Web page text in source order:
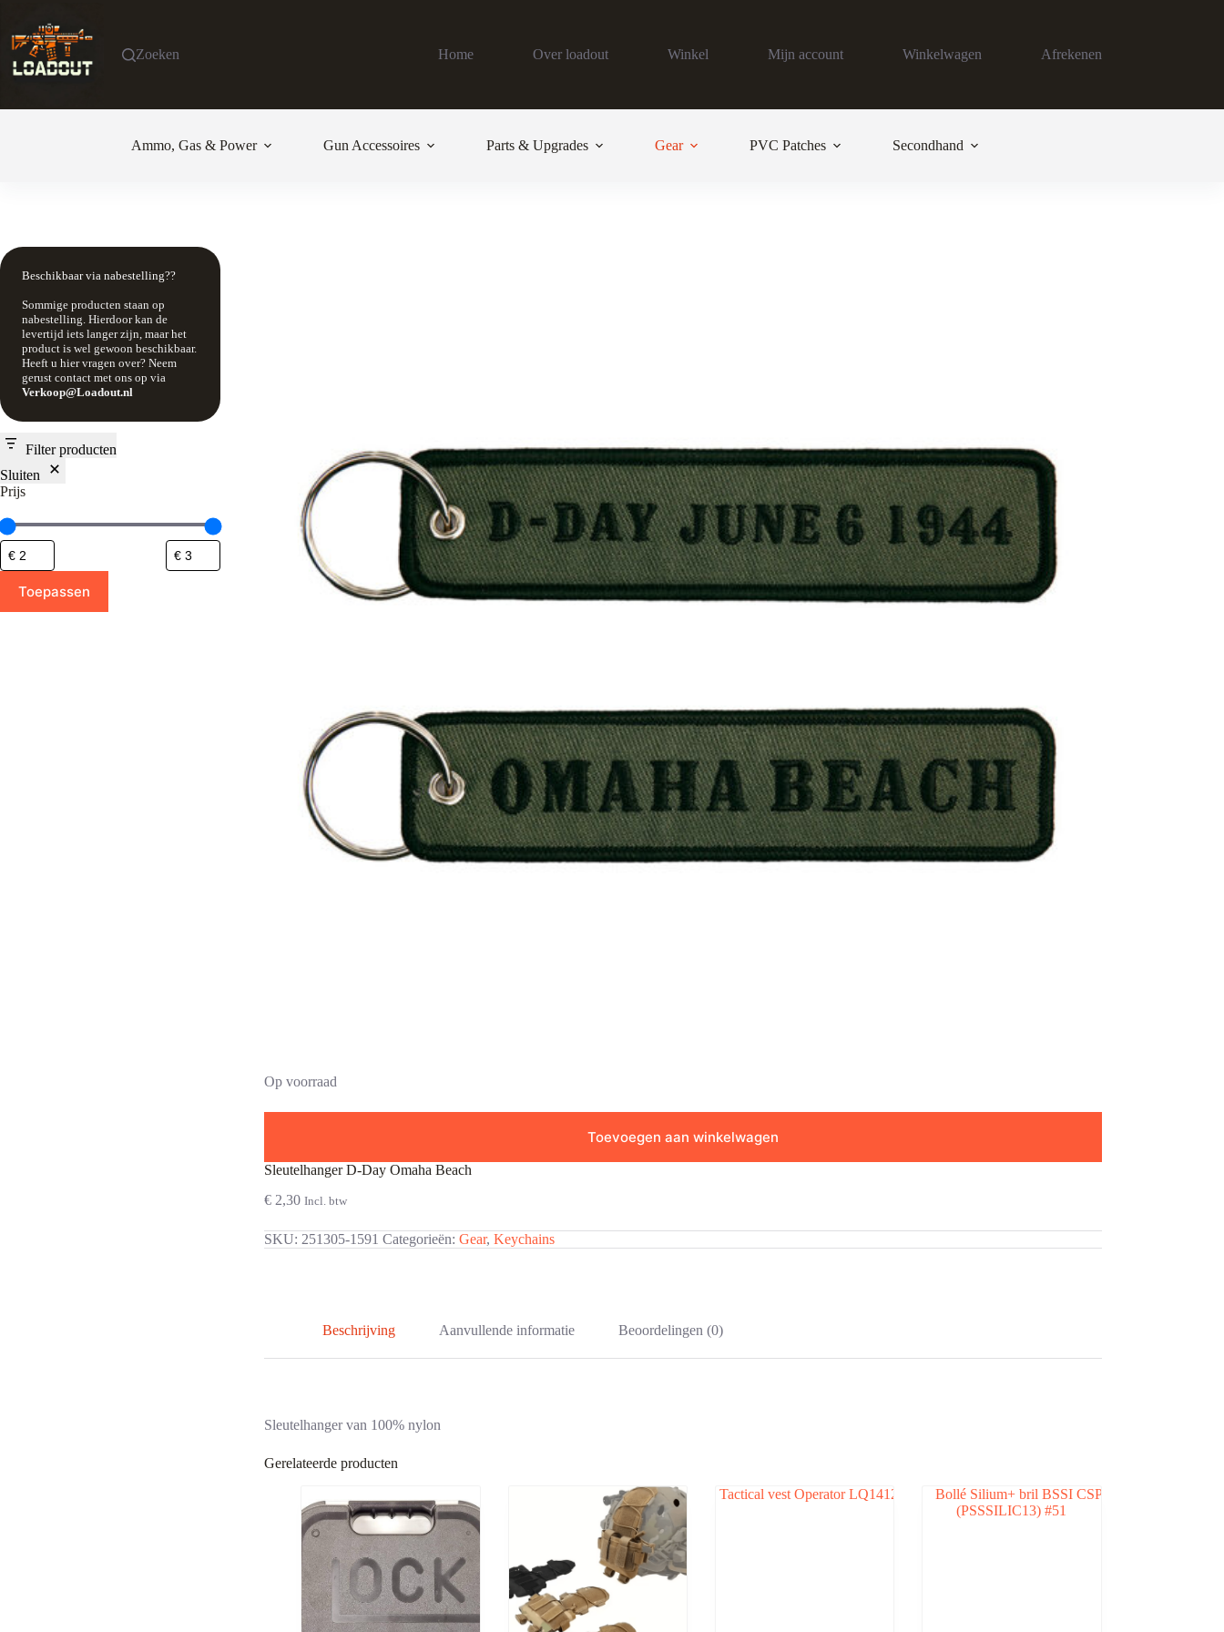
de
inhoud
Zoeken Home Over loadout Winkel Mijn account Winkelwagen Afrekenen
Ammo, Gas & Power Gun Accessoires Parts & Upgrades Gear PVC Patches Secondhand
Op voorraad
Toevoegen aan winkelwagen
Sleutelhanger D-Day Omaha Beach
€ 2,30 Incl. btw
SKU: 251305-1591 Categorieën:Gear,Keychains
Beschrijving Aanvullende informatie Beoordelingen (0)
Sleutelhanger van 100% nylon
Gerelateerde producten
Beschikbaar via nabestelling??
Sommige producten staan op
nabestelling. Hierdoor kan de
levertijd iets langer zijn, maar het
product is wel gewoon beschikbaar.
Heeft u hier vragen over? Neem
gerust contact met ons op via
Verkoop@Loadout.nl
Filter producten
Sluiten
Prijs
Toepassen